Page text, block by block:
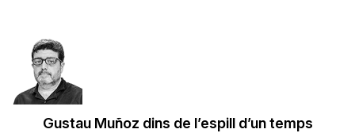
Gustau Muñoz dins de l’espill d’un temps